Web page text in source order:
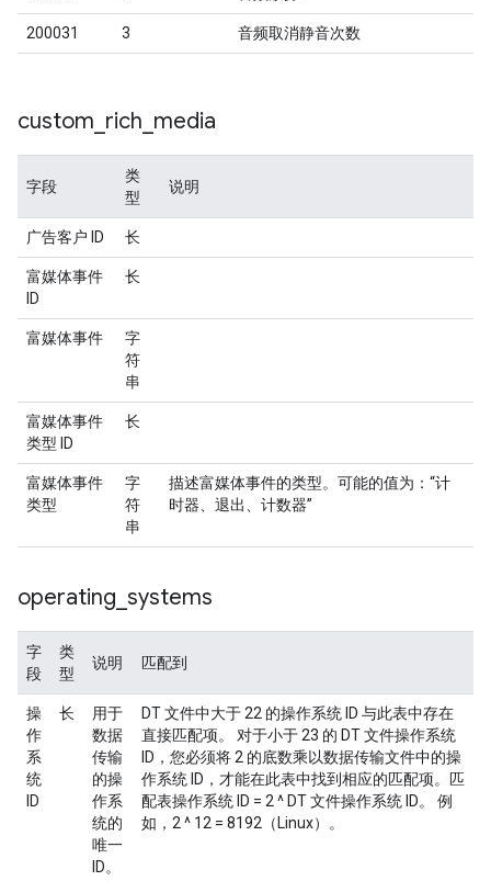
200031 3 音频取消静音次数
custom rich media
字段
类
型
说明
广告客户 ID 长
富媒体事件
ID
长
富媒体事件
字
符
串
富媒体事件
类型 ID
长
富媒体事件
类型
字
符
串
描述富媒体事件的类型。可能的值为：“计
时器、退出、计数器”
operating systems
字
段
类
型
说明 匹配到
操
作
系
统
ID
长
用于
数据
传输
的操
作系
统的
唯一
ID。
DT 文件中大于 22 的操作系统 ID 与此表中存在
直接匹配项。 对于小于 23 的 DT 文件操作系统
ID，您必须将 2 的底数乘以数据传输文件中的操
作系统 ID，才能在此表中找到相应的匹配项。匹
配表操作系统 ID = 2 ^ DT 文件操作系统 ID。 例
如，2 ^ 12 = 8192（Linux）。